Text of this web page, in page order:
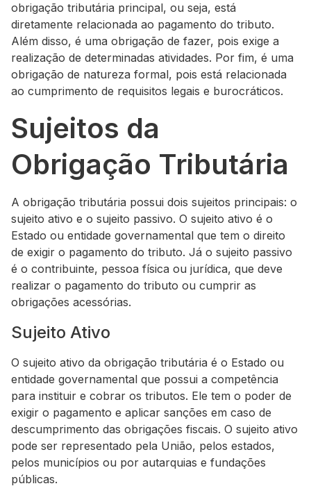
obrigação tributária principal, ou seja, está
diretamente relacionada ao pagamento do tributo.
Além disso, é uma obrigação de fazer, pois exige a
realização de determinadas atividades. Por fim, é uma
obrigação de natureza formal, pois está relacionada
ao cumprimento de requisitos legais e burocráticos.
Sujeitos da
Obrigação Tributária
A obrigação tributária possui dois sujeitos principais: o
sujeito ativo e o sujeito passivo. O sujeito ativo é o
Estado ou entidade governamental que tem o direito
de exigir o pagamento do tributo. Já o sujeito passivo
é o contribuinte, pessoa física ou jurídica, que deve
realizar o pagamento do tributo ou cumprir as
obrigações acessórias.
Sujeito Ativo
O sujeito ativo da obrigação tributária é o Estado ou
entidade governamental que possui a competência
para instituir e cobrar os tributos. Ele tem o poder de
exigir o pagamento e aplicar sanções em caso de
descumprimento das obrigações fiscais. O sujeito ativo
pode ser representado pela União, pelos estados,
pelos municípios ou por autarquias e fundações
públicas.